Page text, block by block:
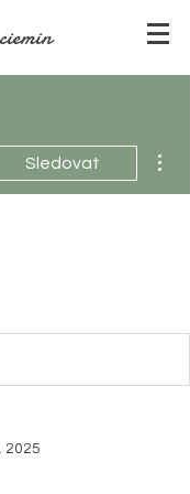
Sledovat
2025